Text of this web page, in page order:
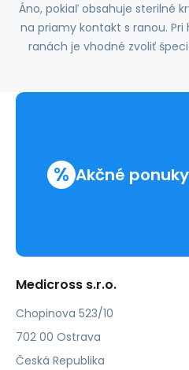
Áno, pokiaľ obsahuje sterilné
na priamy kontakt s ranou.
ranách je vhodné zvoliť
% Akčné
Medicross s.r.o.
Chopinova 523/10
702 00 Ostrava
Česká Republika